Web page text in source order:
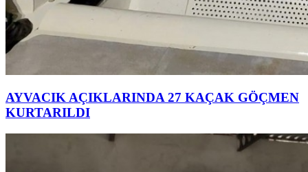
AYVACIK AÇIKLARINDA 27 KAÇAK GÖÇMEN
KURTARILDI